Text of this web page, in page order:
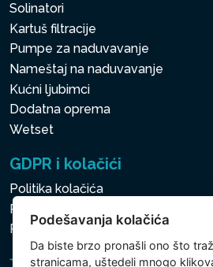
Solinatori
Kartuš filtracije
Pumpe za naduvavanje
Nameštaj na naduvavanje
Kućni ljubimci
Dodatna oprema
Wetset
GDPR i kolačići
Politika kolačića
Politika zaštite ličnih i drugih
Politika kolačića
Podešavanja kolačića
Da biste brzo pronašli ono što
stranicama, uštedeli mnogo